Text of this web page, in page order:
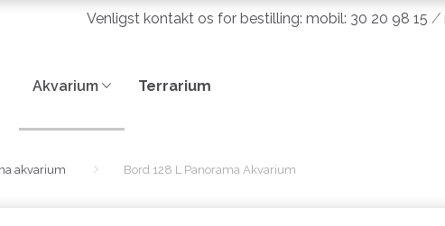
Venligst kontakt os for bestilling: mobil: 30 20 98 15 ⁄
Akvarium Terrarium
akvarium Bord 128 L Panorama Akvarium